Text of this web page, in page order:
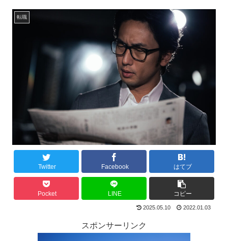
転職
Twitter Facebook はてブ
Pocket LINE コピー
2025.05.10 2022.01.03
スポンサーリンク